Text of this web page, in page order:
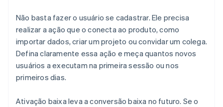
Não basta fazer o usuário se cadastrar. Ele precisa
realizar a ação que o conecta ao produto, como
importar dados, criar um projeto ou convidar um colega.
Defina claramente essa ação e meça quantos novos
usuários a executam na primeira sessão ou nos
primeiros dias.
Ativação baixa leva a conversão baixa no futuro. Se o